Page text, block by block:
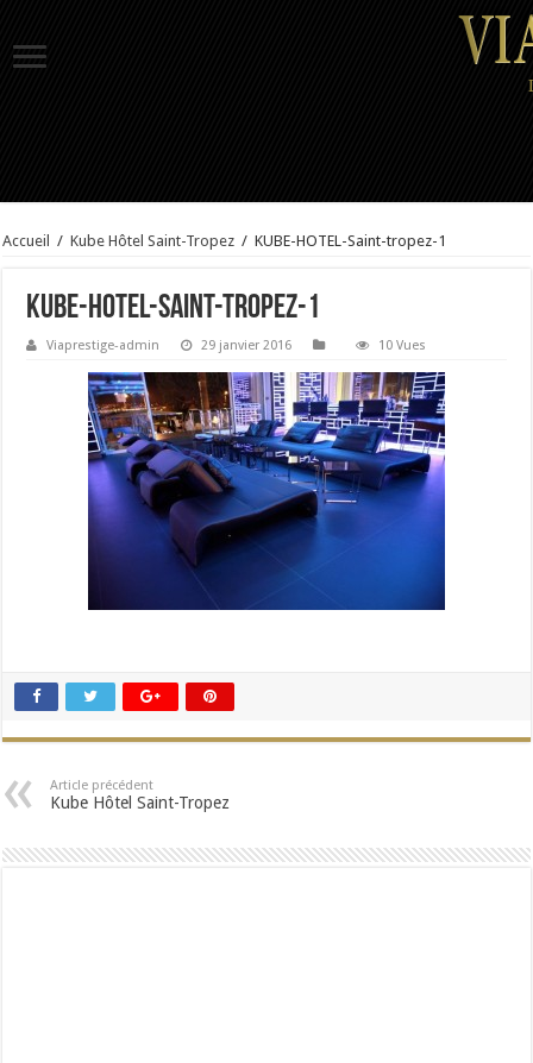
Accueil / Kube Hôtel Saint-Tropez / KUBE-HOTEL-Saint-tropez-1
KUBE-HOTEL-Saint-tropez-1
Viaprestige-admin 29 janvier 2016 10 Vues
Article précédent
Kube Hôtel Saint-Tropez